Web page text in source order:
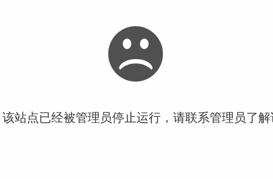
站点已经被管理员停止运行，请联系管理员了